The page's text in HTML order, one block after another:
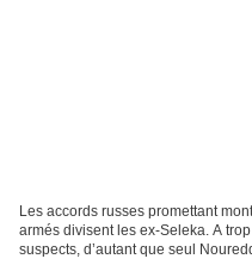
Les accords russes promettant
armés divisent les ex-Seleka. A
suspects, d’autant que seul